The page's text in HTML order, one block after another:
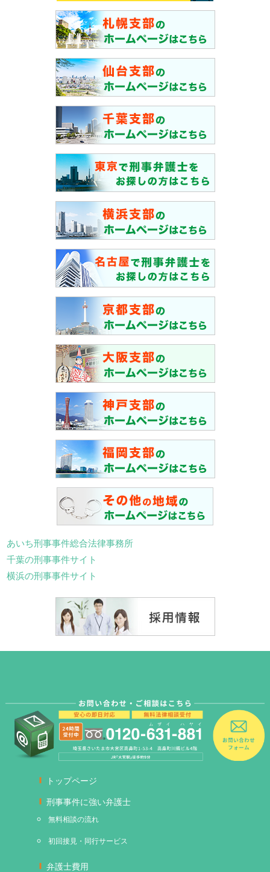
あいち刑事事件総合法律事務所
千葉の刑事事件サイト
横浜の刑事事件サイト
トップページ
刑事事件に強い弁護士
無料相談の流れ
初回接見・同行サービス
弁護士費用